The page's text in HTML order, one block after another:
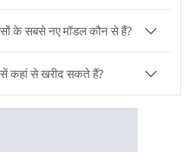
के सबसे नए मॉडल कौन से हैं?
कहां से खरीद सकते हैं?